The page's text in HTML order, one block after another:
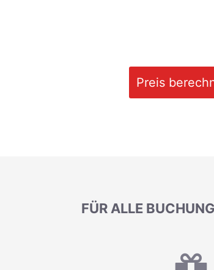
Preis
FÜR ALLE